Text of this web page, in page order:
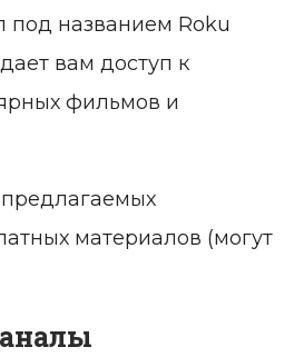
под названием Roku
вам доступ к
фильмов и
материалов (могут